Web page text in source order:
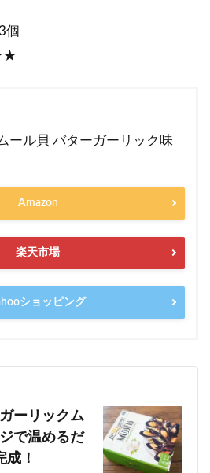
個
ル貝 バターガーリック味
Amazon
楽天市場
ショッピング
ーリックム
で温めるだ
成！